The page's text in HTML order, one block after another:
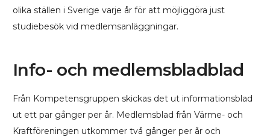
olika ställen i Sverige varje år för att möjliggöra just
studiebesök vid medlemsanläggningar.
Info- och medlemsbladblad
Från Kompetensgruppen skickas det ut informationsblad
ut ett par gånger per år. Medlemsblad från Värme- och
Kraftföreningen utkommer två gånger per år och